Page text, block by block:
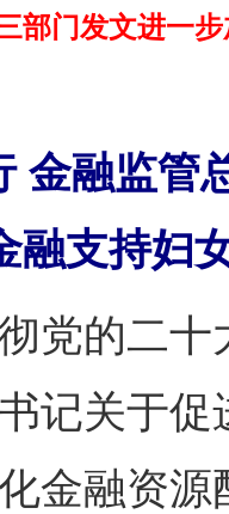
部门发文进一
金融监管
融支持妇
的二十
记关于
金融资